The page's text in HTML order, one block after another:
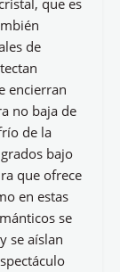
que es
de
encierran
no baja de
de la
bajo
que ofrece
en estas
se
se aíslan